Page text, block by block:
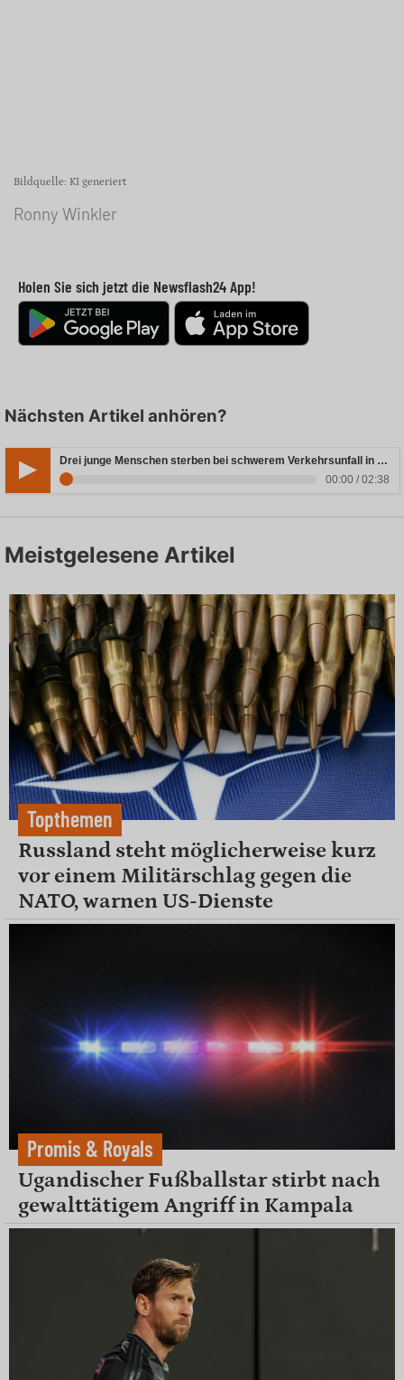
Bildquelle: KI generiert
Ronny Winkler
Holen Sie sich jetzt die Newsflash24 App!
Nächsten Artikel anhören?
Drei junge Menschen sterben bei schwerem Verkehrsunfall in Rheinland-Pfalz
00:00 / 02:38
Meistgelesene Artikel
Topthemen
Russland steht möglicherweise kurz
vor einem Militärschlag gegen die
NATO, warnen US-Dienste
Promis & Royals
Ugandischer Fußballstar stirbt nach
gewalttätigem Angriff in Kampala